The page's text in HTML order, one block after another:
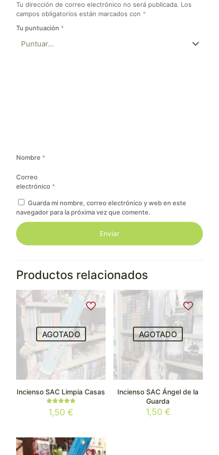
Tu dirección de correo electrónico no será publicada. Los
campos obligatorios están marcados con *
Tu puntuación *
Nombre *
Correo
electrónico *
Guarda mi nombre, correo electrónico y web en este
navegador para la próxima vez que comente.
Productos relacionados
AGOTADO
Incienso SAC Limpia Casas
Valorado
con
1,50€
AGOTADO
Incienso SAC Ángel de la
Guarda
1,50 €